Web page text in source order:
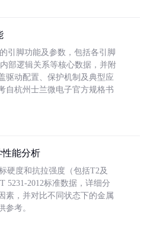
引脚功能及参数，包括各引脚
部逻辑关系等核心数据，并附
驱动配置、保护机制及典型应
自杭州士兰微电子官方规格书
性能分析
硬度和抗拉强度（包括T2及
5231-2012标准数据，详细分
素，并对比不同状态下的金属
参考。